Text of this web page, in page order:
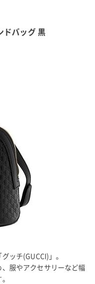
ドバッグ 黒
ッチ(GUCCI)」。
服やアクセサリーなど幅